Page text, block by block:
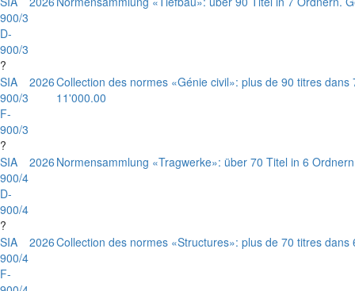
900/3
D-
900/3
?
SIA
900/3
F-
900/3
?
2026Collection des normes «Génie civil»: plus de 90 titres
11'000.00
SIA
900/4
D-
900/4
?
2026 Normensammlung «Tragwerke»: über 70 Titel in 6
SIA
900/4
F-
2026Collection des normes «Structures»: plus de 70 titres